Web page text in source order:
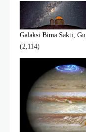
Galaksi Bima Sakti,
(2,114)